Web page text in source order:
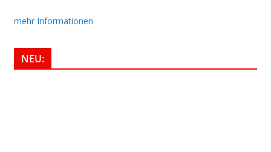
mehr Informationen
NEU: